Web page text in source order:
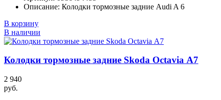
Описание: Колодки тормозные задние Audi A 6
В корзину
В наличии
Колодки тормозные задние Skoda Octavia А7
2 940
руб.